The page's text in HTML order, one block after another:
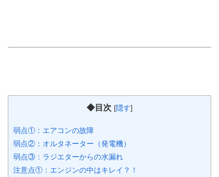
◆目次 [隠す]
弱点①：エアコンの故障
弱点②：オルタネーター（発電機）
弱点③：ラジエターからの水漏れ
注意点①：エンジンの中はキレイ？！